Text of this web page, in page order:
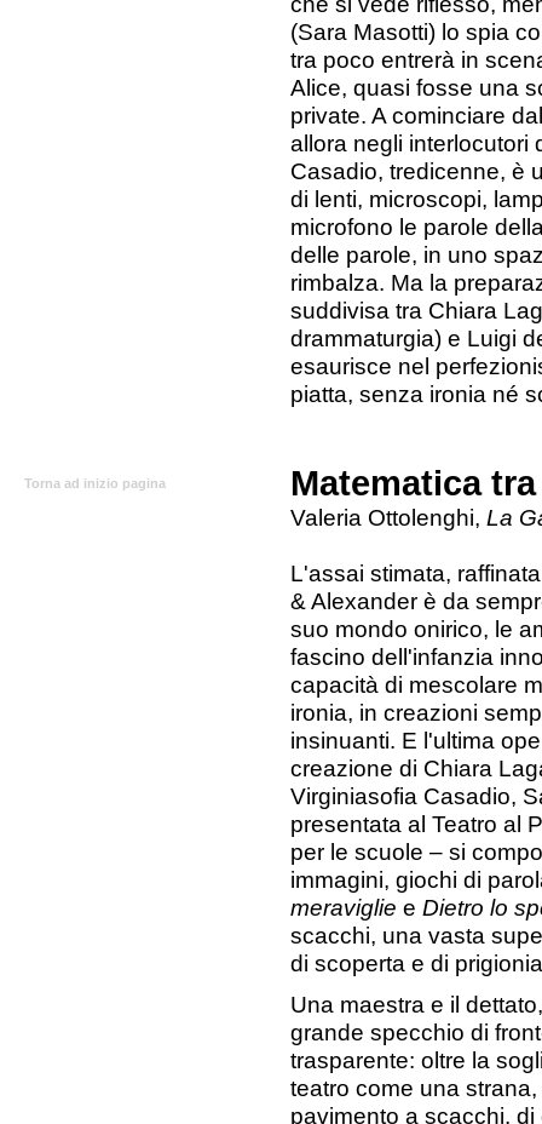
(Sara Masotti) lo spia
tra poco entrerà in
Alice, quasi fosse una
private. A cominciare
allora negli interlocutori
Casadio, tredicenne, è
di lenti, microscopi,
microfono le parole
delle parole, in uno
rimbalza. Ma la
suddivisa tra Chiara
drammaturgia) e Luigi
esaurisce nel
piatta, senza ironia né
Torna ad inizio pagina Matematica
Valeria Ottolenghi, La
L'assai stimata,
& Alexander è da
suo mondo onirico, le
fascino dell'infanzia
capacità di mescolare
ironia, in creazioni
insinuanti. E l'ultima
creazione di Chiara
Virginiasofia Casadio,
presentata al Teatro al
per le scuole – si
immagini, giochi di
meraviglie e Dietro lo
scacchi, una vasta
di scoperta e di
Una maestra e il
grande specchio di
trasparente: oltre la
teatro come una
pavimento a scacchi,